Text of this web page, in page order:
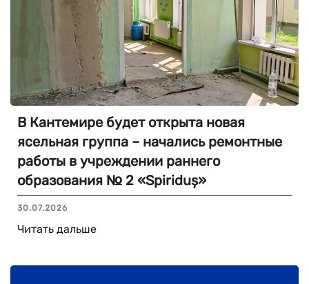
В Кантемире будет открыта новая
ясельная группа – начались ремонтные
работы в учреждении раннего
образования № 2 «Spiriduș»
30.07.2026
Читать дальше